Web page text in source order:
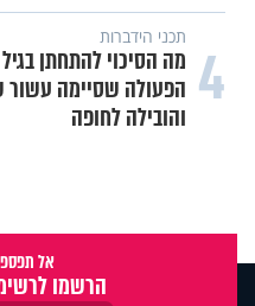
4 תכני הידברות
הפעולה שסיימה עשור
והובילה לחופה
אל
הרשמו